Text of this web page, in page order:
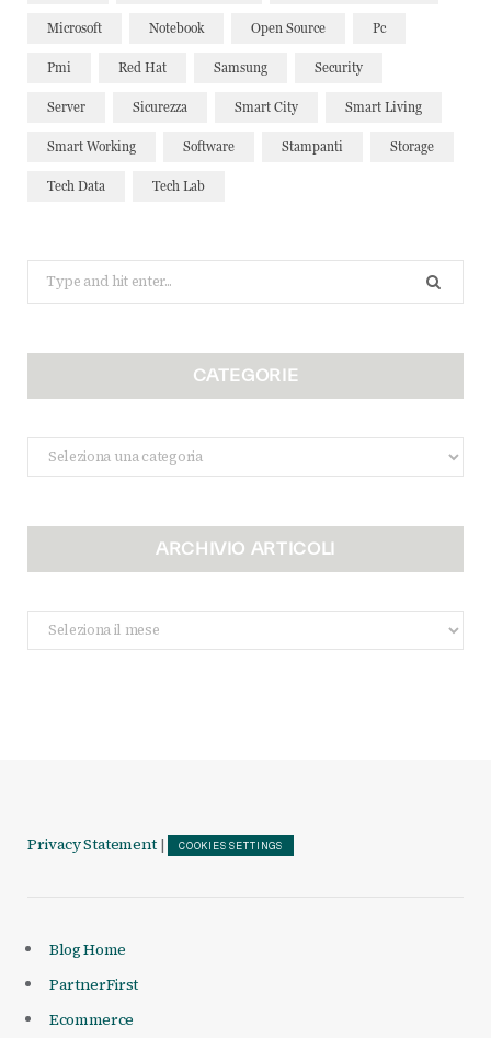
Microsoft Notebook Open Source Pc
Pmi Red Hat Samsung Security
Server Sicurezza Smart City Smart Living
Smart Working Software Stampanti Storage
Tech Data Tech Lab
Search
for:
CATEGORIE
Categorie
ARCHIVIO ARTICOLI
Archivio
Articoli
Privacy Statement | COOKIES SETTINGS
Blog Home
PartnerFirst
Ecommerce